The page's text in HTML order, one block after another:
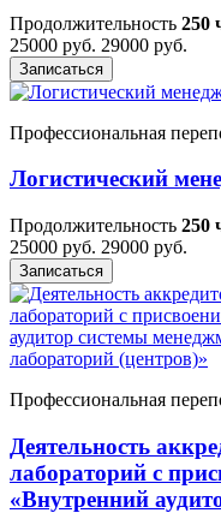
Продолжительность 250
25000 руб. 29000 руб.
Записаться
Профессиональная
Логистический
Продолжительность 250
25000 руб. 29000 руб.
Записаться
Профессиональная
Деятельность
лабораторий с
«Внутренний